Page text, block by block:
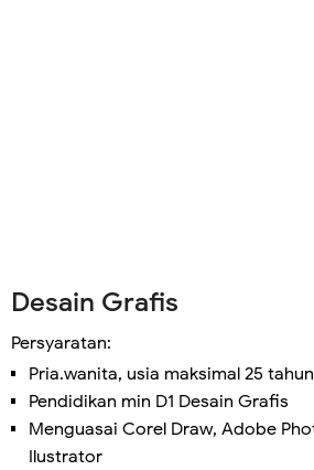
Desain Grafis
Persyaratan:
Pria.wanita, usia maksimal 25 tahun
Pendidikan min D1 Desain Grafis
Menguasai Corel Draw, Adobe
Ilustrator